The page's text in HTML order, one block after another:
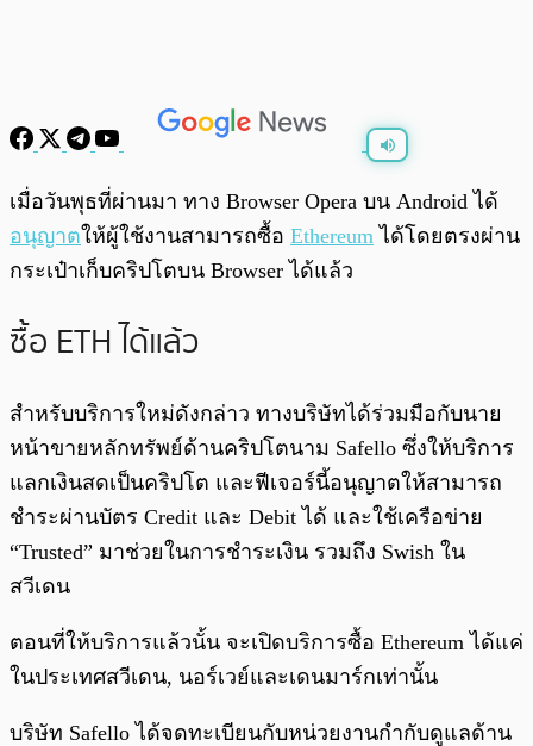
พร้อมเล่น 0:00
เมื่อวันพุธที่ผ่านมา ทาง Browser Opera บน Android ได้
อนุญาตให้ผู้ใช้งานสามารถซื้อ Ethereum ได้โดยตรงผ่าน
กระเป๋าเก็บคริปโตบน Browser ได้แล้ว
ซื้อ ETH ได้แล้ว
สำหรับบริการใหม่ดังกล่าว ทางบริษัทได้ร่วมมือกับนาย
หน้าขายหลักทรัพย์ด้านคริปโตนาม Safello ซึ่งให้บริการ
แลกเงินสดเป็นคริปโต และฟีเจอร์นี้อนุญาตให้สามารถ
ชำระผ่านบัตร Credit และ Debit ได้ และใช้เครือข่าย
“Trusted” มาช่วยในการชำระเงิน รวมถึง Swish ใน
สวีเดน
ตอนที่ให้บริการแล้วนั้น จะเปิดบริการซื้อ Ethereum ได้แค่
ในประเทศสวีเดน, นอร์เวย์และเดนมาร์กเท่านั้น
บริษัท Safello ได้จดทะเบียนกับหน่วยงานกำกับดูแลด้าน